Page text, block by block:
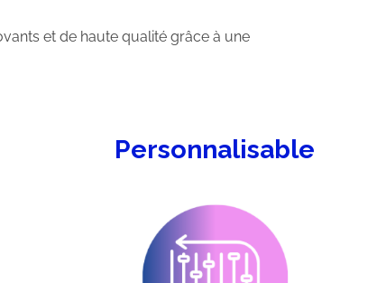
et de haute qualité grâce à une
Personnalisable